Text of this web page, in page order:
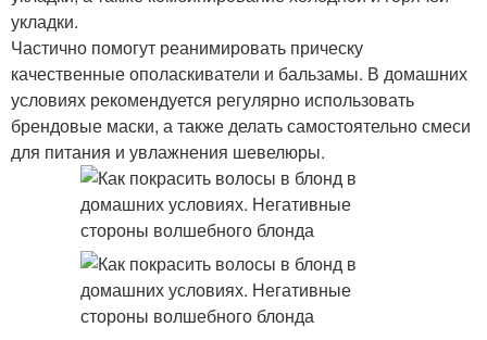
укладки.
Частично помогут реанимировать прическу
качественные ополаскиватели и бальзамы. В домашних
условиях рекомендуется регулярно использовать
брендовые маски, а также делать самостоятельно смеси
для питания и увлажнения шевелюры.